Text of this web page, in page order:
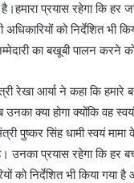
प्रयास रहेगा कि हर
को निर्देशित भी
का बखूबी पालन करने
रेखा आर्या ने कहा कि हमारे
क्या होगा क्योंकि वह
पुष्कर सिंह धामी स्वयं
प्रयास रहेगा कि हर
को निर्देशित भी किया गया